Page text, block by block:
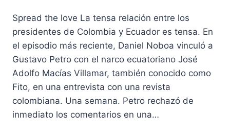
Spread the love La tensa relación entre los
presidentes de Colombia y Ecuador es tensa. En
el episodio más reciente, Daniel Noboa vinculó a
Gustavo Petro con el narco ecuatoriano José
Adolfo Macías Villamar, también conocido como
Fito, en una entrevista con una revista
colombiana. Una semana. Petro rechazó de
inmediato los comentarios en una…